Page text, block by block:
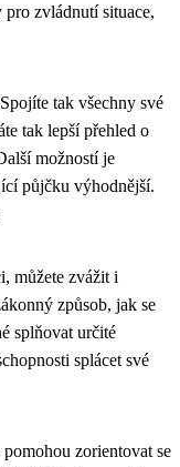
zvládnutí situace,
tak všechny své
tak lepší přehled o
možností je
půjčku výhodnější.
můžete zvážit i
způsob, jak se
splňovat určité
splácet své
zorientovat se